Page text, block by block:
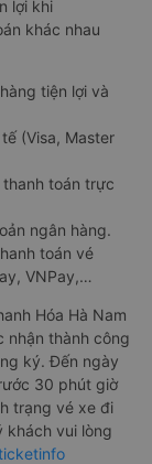
lợi khi
khác nhau
tiện lợi và
(Visa, Master
toán trực
ngân hàng.
toán vé
VNPay,…
Hóa Hà Nam
nhận thành công
ký. Đến ngày
30 phút giờ
trạng vé xe đi
khách vui lòng